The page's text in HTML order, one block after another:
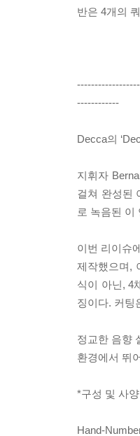
반은 4개의
------------
Decca의
지휘자
걸쳐 완성된
로 녹음된 이
이번 리이슈
제작했으며,
식이 아닌, 4
징이다. 커팅
정교한 음향
환경에서 뛰
*구성 및 사양
Hand-